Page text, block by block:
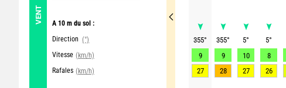
VENT
A 10 m du sol :
Direction (°)
Vitesse (km/h)
Rafales (km/h)
355° 355° 5° 5°
9
9 10 8
27
28 27 26